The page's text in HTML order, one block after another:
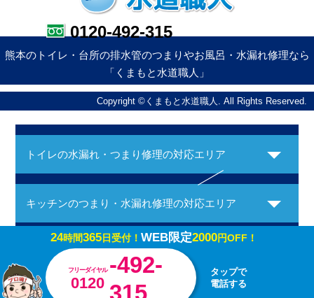
0120-492-315
熊本のトイレ・台所の排水管のつまりやお風呂・水漏れ修理なら
「くまもと水道職人」
Copyright ©くまもと水道職人. All Rights Reserved.
トイレの水漏れ・つまり修理の対応エリア
キッチンのつまり・水漏れ修理の対応エリア
お風呂の水漏れ・つまり修理の対応エリア
24時間365日受付！ WEB限定2000円OFF！
フリーダイヤル
0120
-492-
315
タップで
電話する